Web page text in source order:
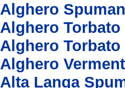
Alghero
Alghero Torbato
Alghero
Alghero
Alta Langa